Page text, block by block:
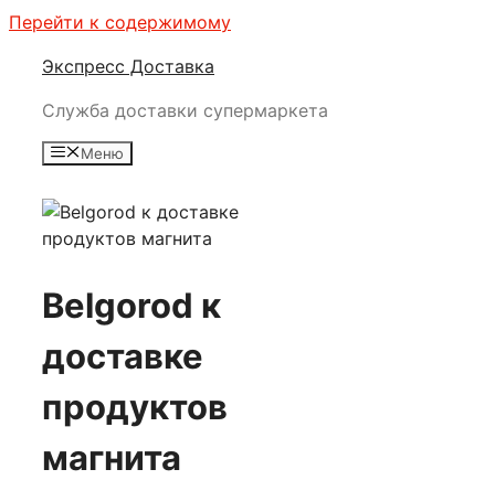
Перейти к содержимому
Экспресс Доставка
Служба доставки супермаркета
Меню
Belgorod к
доставке
продуктов
магнита